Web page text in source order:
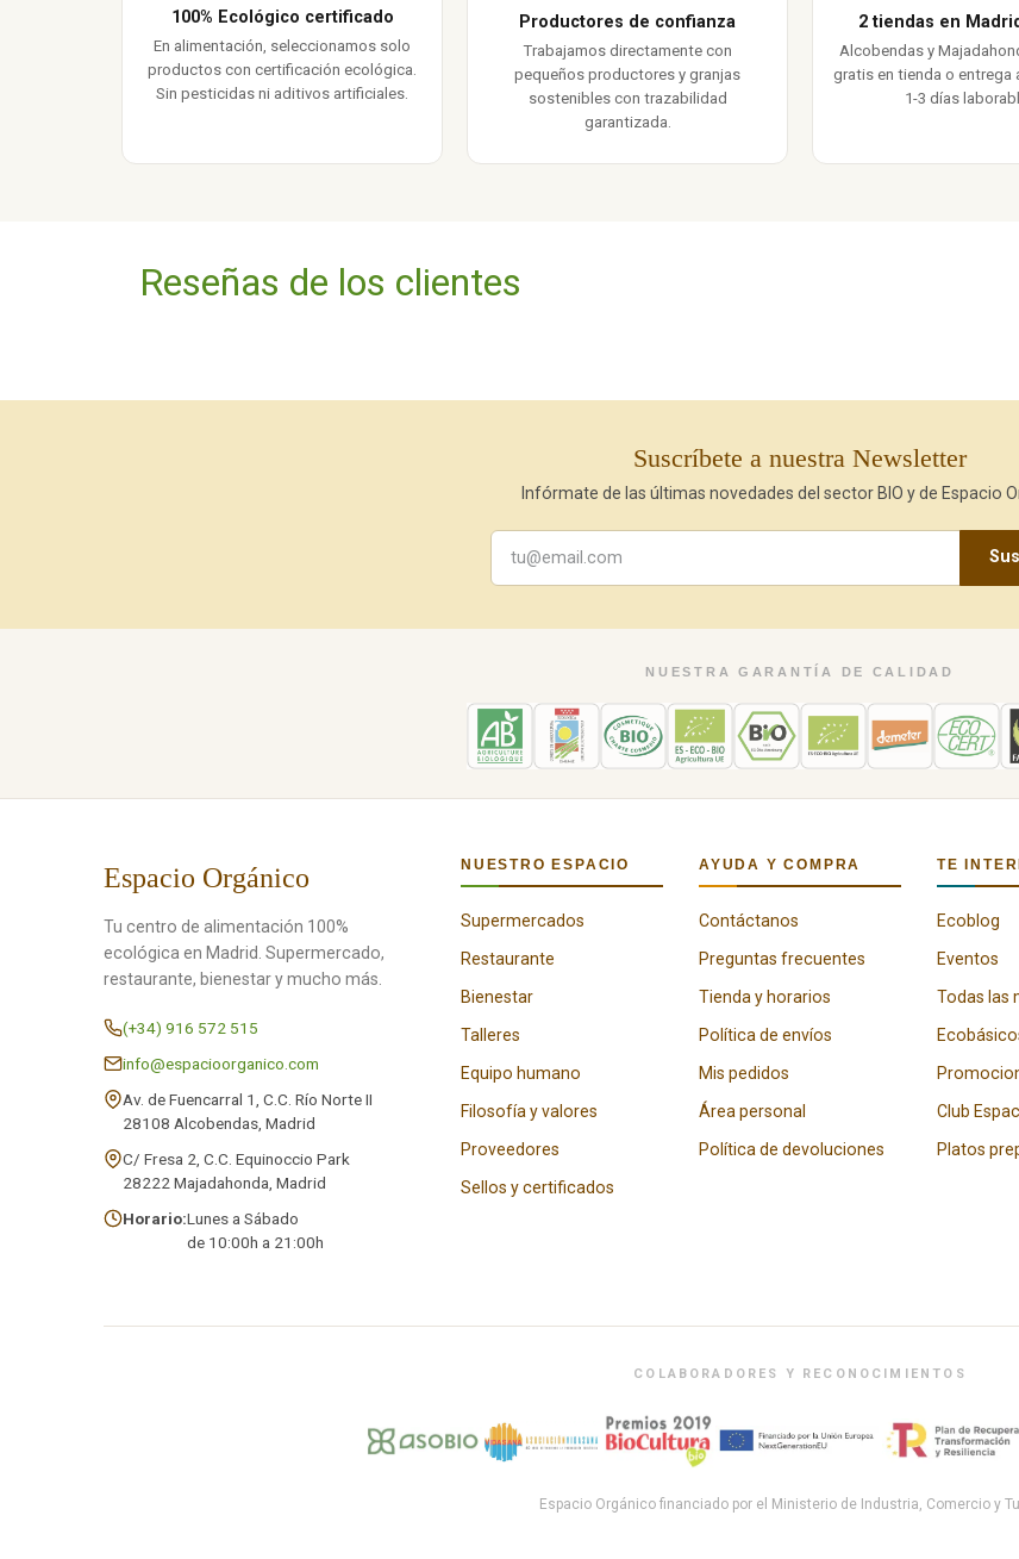
100% Ecológico certificado
En alimentación, seleccionamos solo
productos con certificación ecológica.
Sin pesticidas ni aditivos artificiales.
Productores de confianza
Trabajamos directamente con
pequeños productores y granjas
sostenibles con trazabilidad
garantizada.
2 tiendas en
Alcobendas y
gratis en tienda o entrega
1-3 días
Reseñas de los clientes
Suscríbete a nuestra Newsletter
Infórmate de las últimas novedades del sector BIO y de Espacio
NUESTRA GARANTÍA DE CALIDAD
Espacio Orgánico
Tu centro de alimentación 100%
ecológica en Madrid. Supermercado,
restaurante, bienestar y mucho más.
(+34) 916 572 515
info@espacioorganico.com
Av. de Fuencarral 1, C.C. Río Norte II
28108 Alcobendas, Madrid
C/ Fresa 2, C.C. Equinoccio Park
28222 Majadahonda, Madrid
Horario:Lunes a Sábado
de 10:00h a 21:00h
NUESTRO ESPACIO
Supermercados
Restaurante
Bienestar
Talleres
Equipo humano
Filosofía y valores
Proveedores
Sellos y certificados
AYUDA Y COMPRA
Contáctanos
Preguntas frecuentes
Tienda y horarios
Política de envíos
Mis pedidos
Área personal
Política de devoluciones
TE
Ecoblog
Eventos
Todas las
Club
Platos
COLABORADORES Y RECONOCIMIENTOS
Espacio Orgánico financiado por el Ministerio de Industria, Comercio y